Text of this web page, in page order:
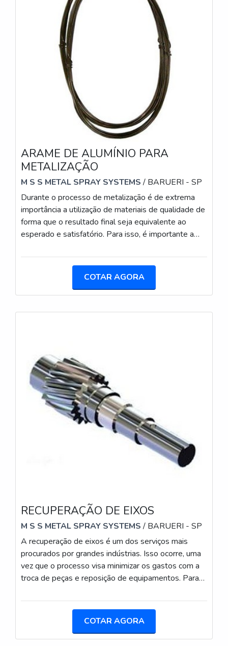
ARAME DE ALUMÍNIO PARA
METALIZAÇÃO
M S S METAL SPRAY SYSTEMS/ BARUERI - SP
Durante o processo de metalização é de extrema
importância a utilização de materiais de qualidade de
forma que o resultado final seja equivalente ao
esperado e satisfatório. Para isso, é importante a
de um fornecedor confiável, que será essencial no
SOBRE A METALIZAÇÃOA metalização, também
conhecida como aspersão térmica, é constituída por
COTAR AGORA
RECUPERAÇÃO DE EIXOS
M S S METAL SPRAY SYSTEMS/ BARUERI - SP
A recuperação de eixos é um dos serviços mais
procurados por grandes indústrias. Isso ocorre, uma
vez que o processo visa minimizar os gastos com a
troca de peças e reposição de equipamentos. Para
posteriormente, os equipamentos passam por
contratar o serviço é preciso que o cliente se atente
à experiência da empresa escolhida. É essencial que
COTAR AGORA